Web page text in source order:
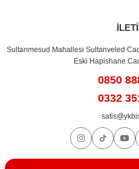
Sultanmesud Mahallesi Sultanveled
Eski Hapishane
0850
0332